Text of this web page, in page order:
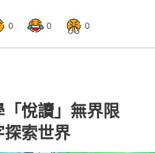
0 0 0
「悅讀」無界限
探索世界